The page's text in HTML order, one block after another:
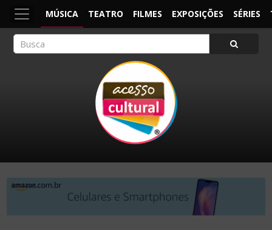
MÚSICA TEATRO FILMES EXPOSIÇÕES SÉRIES